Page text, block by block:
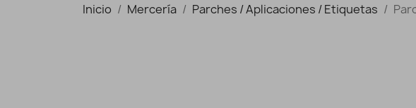
Inicio Mercería Parches / Aplicaciones / Etiquetas